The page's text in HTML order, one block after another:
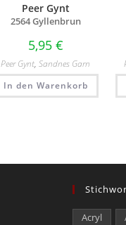
Peer Gynt
2564 Gyllenbrun
5,95 €
Peer Gynt,Sandnes Garn
In den Warenkorb
Acryl